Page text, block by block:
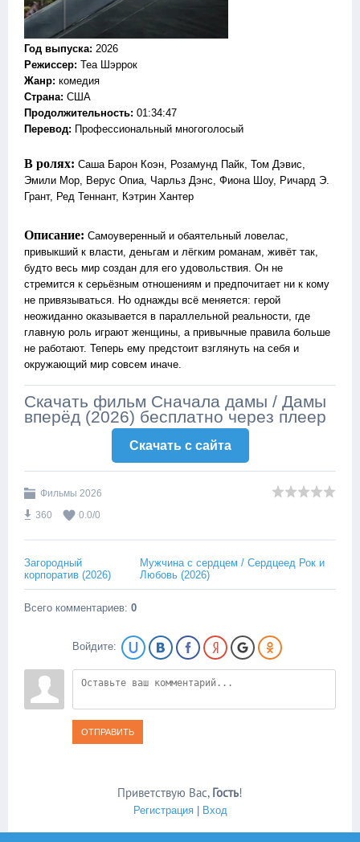
Год выпуска: 2026
Режиссер: Теа Шэррок
Жанр: комедия
Страна: США
Продолжительность: 01:34:47
Перевод: Профессиональный многоголосый
В ролях: Саша Барон Коэн, Розамунд Пайк, Том Дэвис,
Эмили Мор, Верус Опиа, Чарльз Дэнс, Фиона Шоу, Ричард Э.
Грант, Ред Теннант, Кэтрин Хантер
Описание: Самоуверенный и обаятельный ловелас,
привыкший к власти, деньгам и лёгким романам, живёт так,
будто весь мир создан для его удовольствия. Он не
стремится к серьёзным отношениям и предпочитает ни к кому
не привязываться. Но однажды всё меняется: герой
неожиданно оказывается в параллельной реальности, где
главную роль играют женщины, а привычные правила больше
не работают. Теперь ему предстоит взглянуть на себя и
окружающий мир совсем иначе.
Скачать фильм Сначала дамы / Дамы
вперёд (2026) бесплатно через плеер
Скачать c сайта
Фильмы 2026
360
0.0/0
Загородный
корпоратив (2026)
Мужчина с сердцем / Сердцеед Рок и
Любовь (2026)
Всего комментариев: 0
Войдите:
ОТПРАВИТЬ
Приветствую Вас, Гость!
Регистрация| Вход